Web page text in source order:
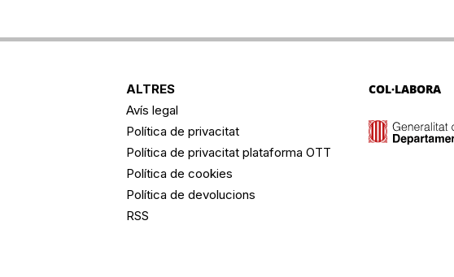
ALTRES
Avís legal
Política de privacitat
Política de privacitat plataforma OTT
Política de cookies
Política de devolucions
RSS
COL·LABORA